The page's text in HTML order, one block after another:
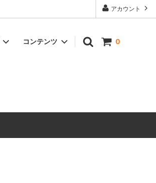
アカウント
0
コンテンツ